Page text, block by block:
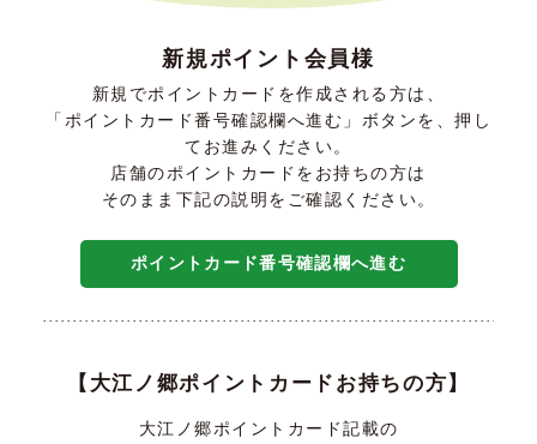
新規ポイント会員様
新規でポイントカードを作成される方は、
「ポイントカード番号確認欄へ進む」ボタンを、押し
てお進みください。
店舗のポイントカードをお持ちの方は
そのまま下記の説明をご確認ください。
ポイントカード番号確認欄へ進む
【大江ノ郷ポイントカードお持ちの方】
大江ノ郷ポイントカード記載の